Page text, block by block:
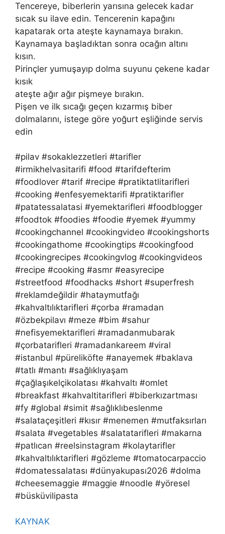
Tencereye, biberlerin yarısına gelecek kadar
sıcak su ilave edin. Tencerenin kapağını
kapatarak orta ateşte kaynamaya bırakın.
Kaynamaya başladıktan sonra ocağın altını
kısın.
Pirinçler yumuşayıp dolma suyunu çekene kadar
kısık
ateşte ağır ağır pişmeye bırakın.
Pişen ve ilk sıcağı geçen kızarmış biber
dolmalarını, istege göre yoğurt eşliğinde servis
edin
#pilav #sokaklezzetleri #tarifler
#irmikhelvasitarifi #food #tarifdefterim
#foodlover #tarif #recipe #pratiktatlitarifleri
#cooking #enfesyemektarifi #pratiktarifler
#patatessalatasi #yemektarifleri #foodblogger
#foodtok #foodies #foodie #yemek #yummy
#cookingchannel #cookingvideo #cookingshorts
#cookingathome #cookingtips #cookingfood
#cookingrecipes #cookingvlog #cookingvideos
#recipe #cooking #asmr #easyrecipe
#streetfood #foodhacks #short #superfresh
#reklamdeğildir #hataymutfağı
#kahvaltılıktarifleri #çorba #ramadan
#özbekpilavı #meze #bim #sahur
#nefisyemektarifleri #ramadanmubarak
#çorbatarifleri #ramadankareem #viral
#istanbul #püreliköfte #anayemek #baklava
#tatlı #mantı #sağlıklıyaşam
#çağlaşıkelçikolatası #kahvaltı #omlet
#breakfast #kahvaltitarifleri #biberkızartması
#fy #global #simit #sağlıklıbeslenme
#salataçeşitleri #kısır #menemen #mutfaksırları
#salata #vegetables #salatatarifleri #makarna
#patlıcan #reelsinstagram #kolaytarifler
#kahvaltılıktarifleri #gözleme #tomatocarpaccio
#domatessalatası #dünyakupası2026 #dolma
#cheesemaggie #maggie #noodle #yöresel
#büsküvilipasta
KAYNAK